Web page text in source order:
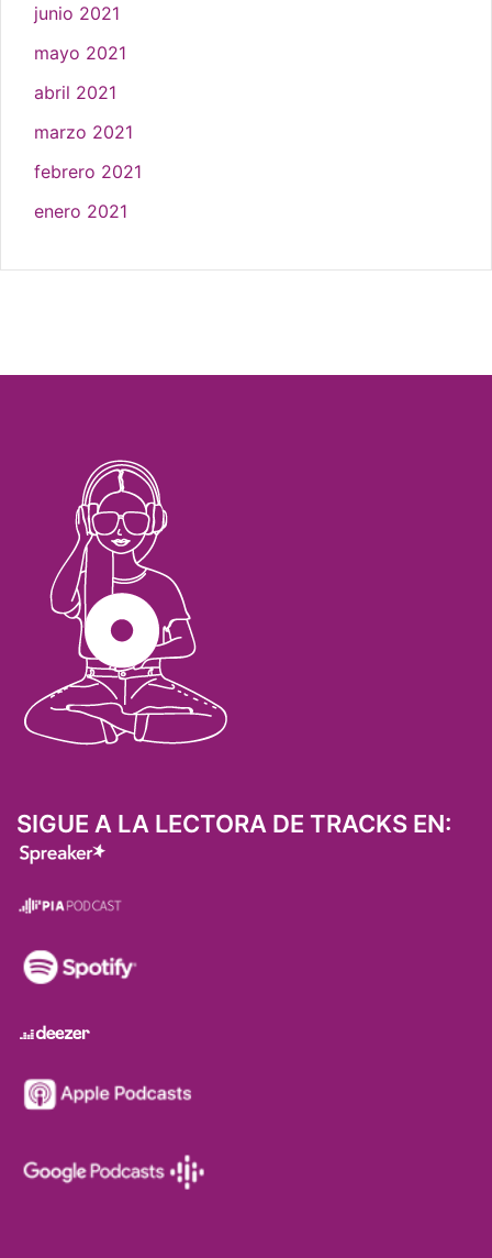
junio 2021
mayo 2021
abril 2021
marzo 2021
febrero 2021
enero 2021
SIGUE A LA LECTORA DE TRACKS EN: